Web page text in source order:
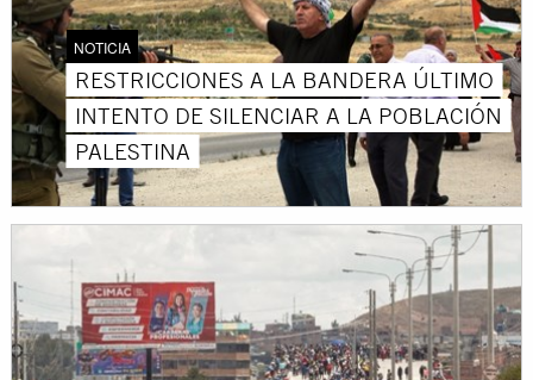
NOTICIA
RESTRICCIONES A LA BANDERA ÚLTIMO
INTENTO DE SILENCIAR A LA POBLACIÓN
PALESTINA